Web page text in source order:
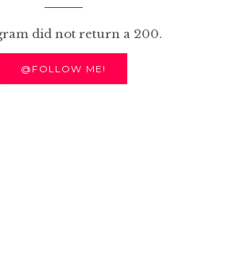
did not return a 200.
@FOLLOW ME!